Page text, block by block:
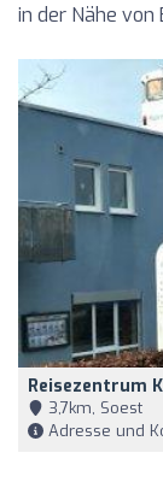
in der Nähe von
Reisezentrum
3,7km, Soest
Adresse und